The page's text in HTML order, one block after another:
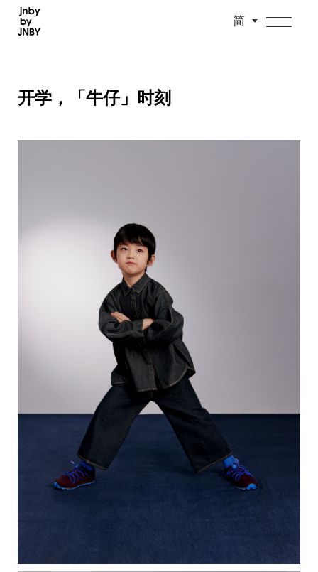
简
开学，「牛仔」时刻